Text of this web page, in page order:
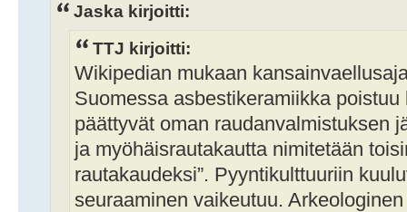
Jaska kirjoitti:
TTJ kirjoitti:
Wikipedian mukaan
Suomessa asbestikeramiikka
päättyvät oman raudanvalmistuksen
ja myöhäisrautakautta nimitetään
rautakaudeksi”. Pyyntikulttuuriin
seuraaminen vaikeutuu.